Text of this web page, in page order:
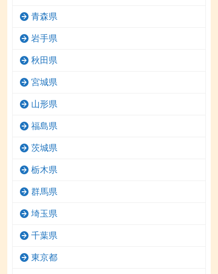
青森県
岩手県
秋田県
宮城県
山形県
福島県
茨城県
栃木県
群馬県
埼玉県
千葉県
東京都